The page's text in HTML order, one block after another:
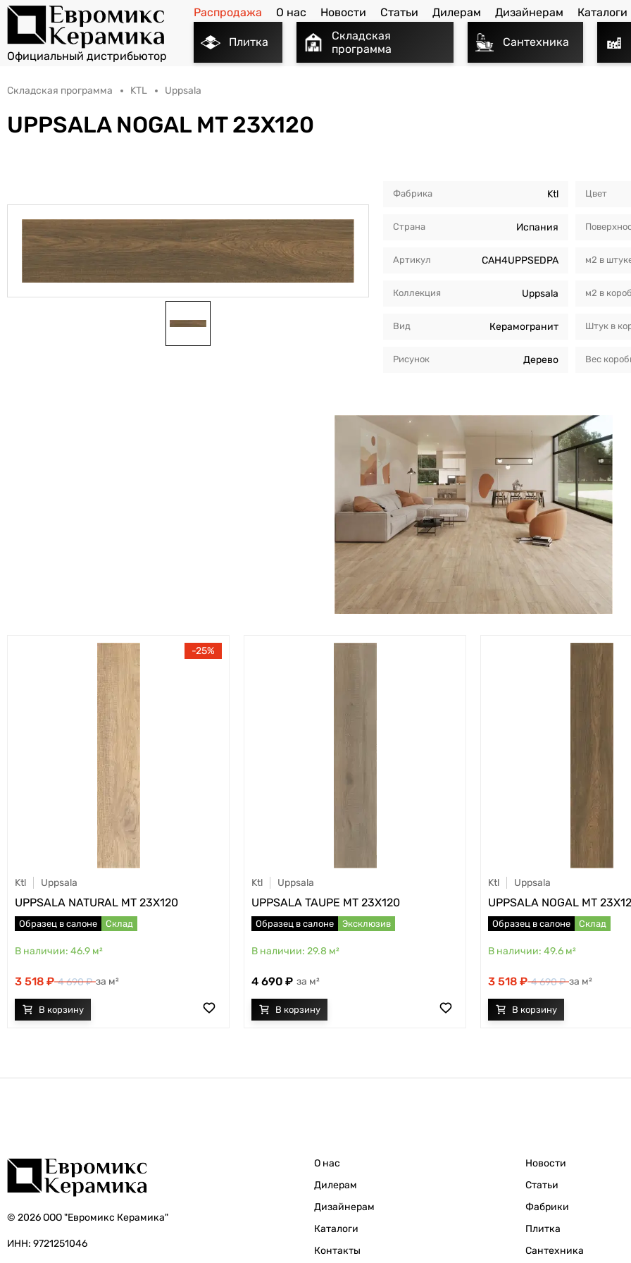
Распродажа О нас Новости Статьи Дилерам Дизайнерам Каталоги
Плитка
Складская
программа
Сантехника
Складская программа KTL Uppsala
UPPSALA NOGAL MT 23X120
Фабрика Ktl
Страна Испания
Артикул CAH4UPPSEDPA
Коллекция Uppsala
Вид Керамогранит
Рисунок Дерево
Цвет
м2 в
м2 в
Штук в
Вес
25
Ktl Uppsala
UPPSALA NATURAL MT 23X120
Образец в салоне Склад
46.9 м²
3 518 4 690 м²
Ktl Uppsala
UPPSALA TAUPE MT 23X120
Образец в салоне Эксклюзив
29.8 м²
4 690 м²
Ktl Uppsala
UPPSALA NOGAL MT
Образец в салоне Склад
49.6 м²
3 518 4 690 м²
© 2026 ООО "Евромикс Керамика"
ИНН: 9721251046
О нас
Дилерам
Дизайнерам
Каталоги
Контакты
Новости
Статьи
Фабрики
Плитка
Сантехника